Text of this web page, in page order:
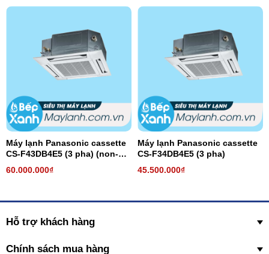
Máy lạnh Panasonic cassette
CS-F43DB4E5 (3 pha) (non-
inverter)
60.000.000₫
Máy lạnh Panasonic cassette
CS-F34DB4E5 (3 pha)
45.500.000₫
Hỗ trợ khách hàng
Chính sách mua hàng